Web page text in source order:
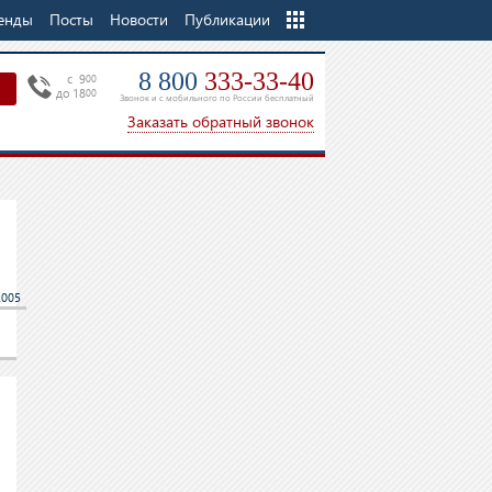
Посты Новости Публикации
Еще
c 900
до 1800 8 800 333-33-40
Звонок и с мобильного по России бесплатный
Заказать обратный звонок